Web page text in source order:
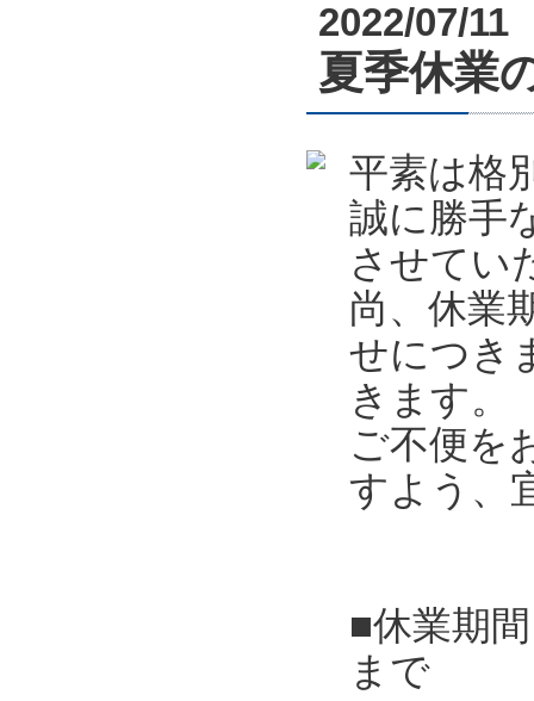
2022/07/11
夏季休業
平素は格
誠に勝手
させてい
尚、休業
せにつき
きます。
ご不便を
すよう、
■休業期
まで